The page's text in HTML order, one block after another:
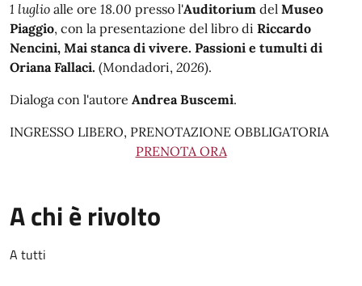
1 luglio alle ore 18.00 presso l'Auditorium del Museo
Piaggio, con la presentazione del libro di Riccardo
Nencini, Mai stanca di vivere. Passioni e tumulti di
Oriana Fallaci. (Mondadori, 2026).
Dialoga con l'autore Andrea Buscemi.
INGRESSO LIBERO, PRENOTAZIONE OBBLIGATORIA
PRENOTA ORA
A chi è rivolto
A tutti